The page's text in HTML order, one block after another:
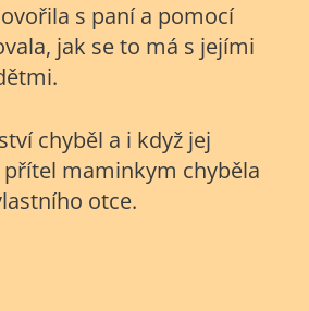
s paní a pomocí
jak se to má s jejími
chyběl a i když jej
maminkym chyběla
otce.